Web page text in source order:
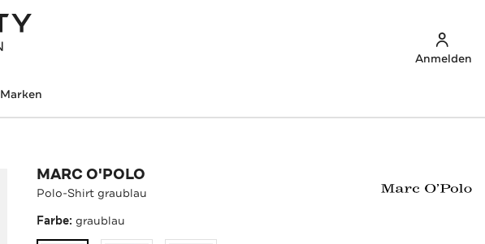
Anmelden
Marken
MARC O'POLO
Polo-Shirt graublau
Farbe:graublau